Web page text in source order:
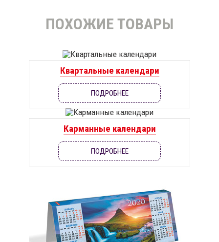
ПОХОЖИЕ ТОВАРЫ
Квартальные календари
ПОДРОБНЕЕ
Карманные календари
ПОДРОБНЕЕ